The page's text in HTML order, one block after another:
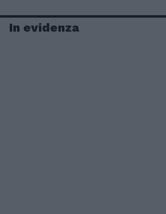
In evidenza